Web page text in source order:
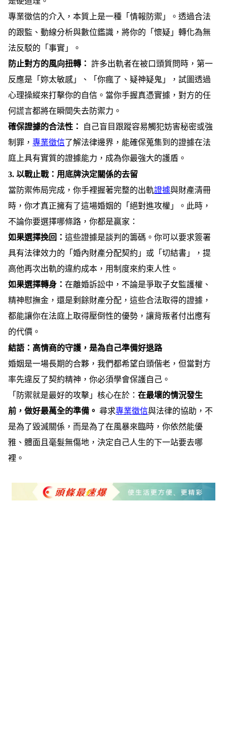
專業徵信的介入，本質上是一種「情報防禦」。透過合法
的跟監、動線分析與數位鑑識，將你的「懷疑」轉化為無
法反駁的「事實」。
防止對方的風向扭轉： 許多出軌者在被口頭質問時，第一
反應是「妳太敏感」、「你瘋了、疑神疑鬼」，試圖透過
心理操縱來打擊你的自信。當你手握真憑實據，對方的任
何謊言都將在瞬間失去防禦力。
確保證據的合法性：
自己盲目跟蹤容易觸犯妨害秘密或強
制罪，專業徵信了解法律邊界，能確保蒐集到的證據在法
庭上具有實質的證據能力，成為你最強大的護盾。
3.以戰止戰：用底牌決定關係的去留
當防禦佈局完成，你手裡握著完整的出軌證據與財產清冊
時，你才真正擁有了這場婚姻的「絕對進攻權」。此時，
不論你要選擇哪條路，你都是贏家：
如果選擇挽回：這些證據是談判的籌碼。你可以要求簽署
具有法律效力的「婚內財產分配契約」或「切結書」，提
高他再次出軌的違約成本，用制度來約束人性。
如果選擇轉身：在離婚訴訟中，不論是爭取子女監護權、
精神慰撫金，還是剩餘財產分配，這些合法取得的證據，
都能讓你在法庭上取得壓倒性的優勢，讓背叛者付出應有
的代價。
結語：高情商的守護，是為自己準備好退路
婚姻是一場長期的合夥，我們都希望白頭偕老，但當對方
率先違反了契約精神，你必須學會保護自己。
「防禦就是最好的攻擊」核心在於：在最壞的情況發生
前，做好最萬全的準備。 尋求專業徵信與法律的協助，不
是為了毀滅關係，而是為了在風暴來臨時，你依然能優
雅、體面且毫髮無傷地，決定自己人生的下一站要去哪
裡。